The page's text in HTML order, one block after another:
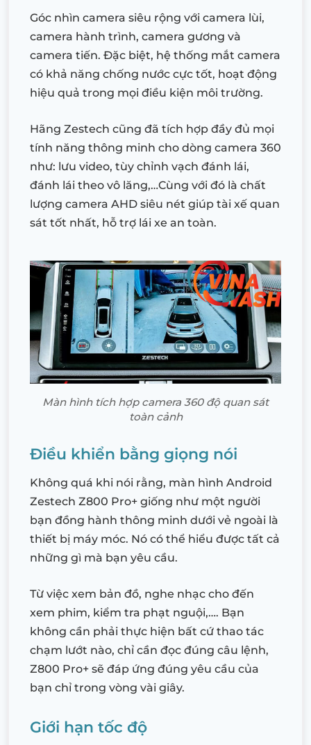
Góc nhìn camera siêu rộng với camera lùi,
camera hành trình, camera gương và
camera tiến. Đặc biệt, hệ thống mắt camera
có khả năng chống nước cực tốt, hoạt động
hiệu quả trong mọi điều kiện môi trường.
Hãng Zestech cũng đã tích hợp đầy đủ mọi
tính năng thông minh cho dòng camera 360
như: lưu video, tùy chỉnh vạch đánh lái,
đánh lái theo vô lăng,…Cùng với đó là chất
lượng camera AHD siêu nét giúp tài xế quan
sát tốt nhất, hỗ trợ lái xe an toàn.
Màn hình tích hợp camera 360 độ quan sát
toàn cảnh
Điều khiển bằng giọng nói
Không quá khi nói rằng, màn hình Android
Zestech Z800 Pro+ giống như một người
bạn đồng hành thông minh dưới vẻ ngoài là
thiết bị máy móc. Nó có thể hiểu được tất cả
những gì mà bạn yêu cầu.
Từ việc xem bản đồ, nghe nhạc cho đến
xem phim, kiểm tra phạt nguội,…. Bạn
không cần phải thực hiện bất cứ thao tác
chạm lướt nào, chỉ cần đọc đúng câu lệnh,
Z800 Pro+ sẽ đáp ứng đúng yêu cầu của
bạn chỉ trong vòng vài giây.
Giới hạn tốc độ